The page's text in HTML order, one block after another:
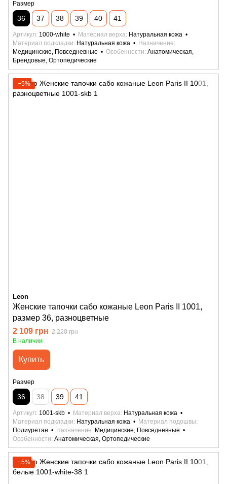
Размер
36 37 38 39 40 41
Артикул 1000-white Материал верха Натуральная кожа
Материал подкладки
Натуральная кожа
Назначение
Медицинские, Повседневные
Особенности Анатомическая,
Брендовые, Ортопедические
−5%
Leon
Женские тапочки сабо кожаные Leon Paris II 1001,
размер 36, разноцветные
2 109 грн 2 220 грн
В наличии
Купить
Размер
36 38 39 41
Артикул 1001-skb Материал верха Натуральная кожа
Материал подкладки
Натуральная кожа
Материал подошвы
Полиуретан
Назначение
Медицинские, Повседневные
Особенности Анатомическая, Ортопедические
−5%